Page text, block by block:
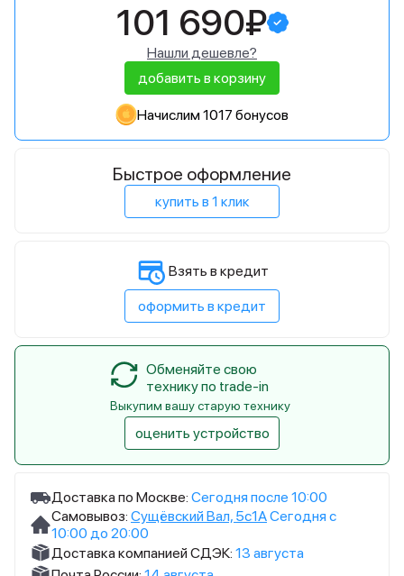
Доставка по Москве: Сегодня после 10:00
Самовывоз: Сущёвский Вал, 5с1АСегодня с
10:00 до 20:00
Доставка компанией СДЭК: 13 августа
101 690₽
Нашли дешевле?
добавить в корзину
Начислим 1017 бонусов
Быстрое оформление
купить в 1 клик
Взять в кредит
оформить в кредит
Обменяйте свою
технику по trade-in
Выкупим вашу старую технику
оценить устройство